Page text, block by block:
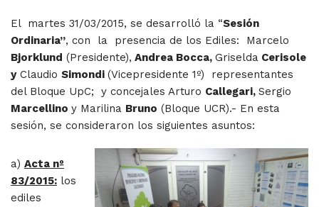
El martes 31/03/2015, se desarrolló la “Sesión
Ordinaria”, con la presencia de los Ediles: Marcelo
Bjorklund (Presidente), Andrea Bocca, Griselda Cerisole
yClaudio Simondi (Vicepresidente 1º) representantes
del Bloque UpC; y concejales Arturo Callegari, Sergio
Marcellino y Marilina Bruno (Bloque UCR).- En esta
sesión, se consideraron los siguientes asuntos:
a) Acta nº
83/2015: los
ediles